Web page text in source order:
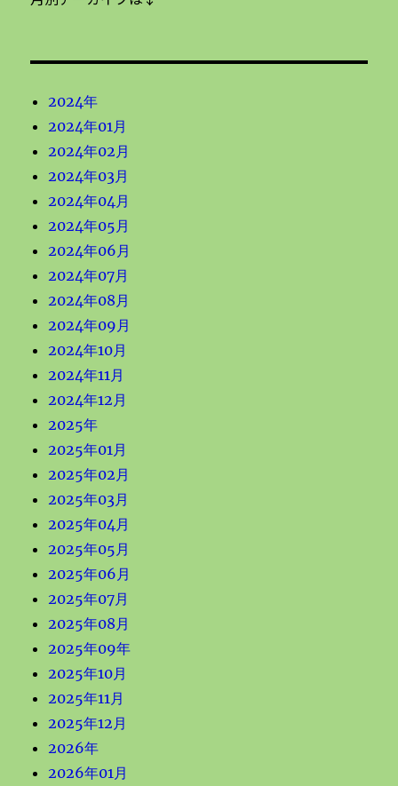
2024年
2024年01月
2024年02月
2024年03月
2024年04月
2024年05月
2024年06月
2024年07月
2024年08月
2024年09月
2024年10月
2024年11月
2024年12月
2025年
2025年01月
2025年02月
2025年03月
2025年04月
2025年05月
2025年06月
2025年07月
2025年08月
2025年09年
2025年10月
2025年11月
2025年12月
2026年
2026年01月